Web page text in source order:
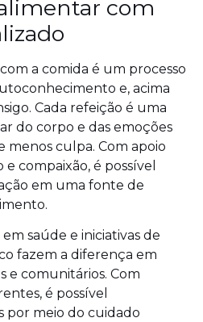
com
a comida é um processo
e, acima
Cada refeição é uma
do corpo e das emoções
menos culpa. Com apoio
compaixão, é possível
em uma fonte de
saúde e iniciativas de
fazem a diferença em
e comunitários. Com
é possível
por meio do cuidado